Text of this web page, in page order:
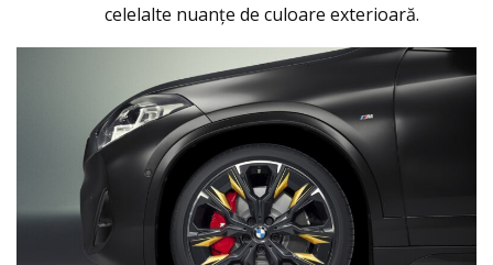
celelalte nuanţe de culoare exterioară.